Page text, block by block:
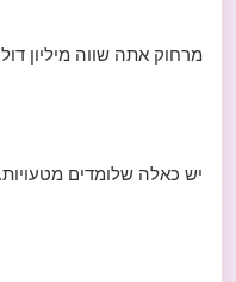
מרחוק אתה שווה מיליון
יש כאלה שלומדים